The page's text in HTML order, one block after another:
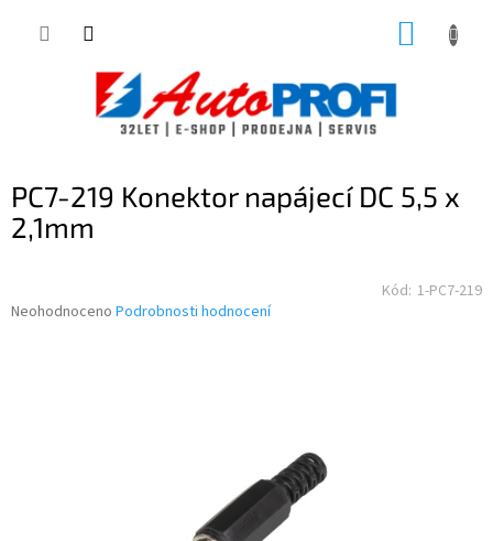
PC7-219 Konektor napájecí DC 5,5 x
2,1mm
Kód: 1-PC7-219
Průměrné
Neohodnoceno Podrobnosti hodnocení